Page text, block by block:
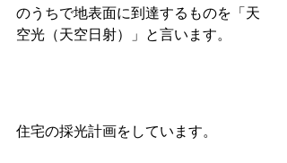
のうちで地表面に到達するものを「天
空光（天空日射）」と言います。
住宅の採光計画をしています。